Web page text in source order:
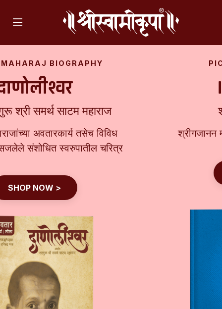
PICTURE BIOGRAPHY
।। माऊली ।।
श्रीगजानन महाराज
श्रीगजानन महाराजांच्या वैविध्यपूर्ण 'भाव'मुद्रा